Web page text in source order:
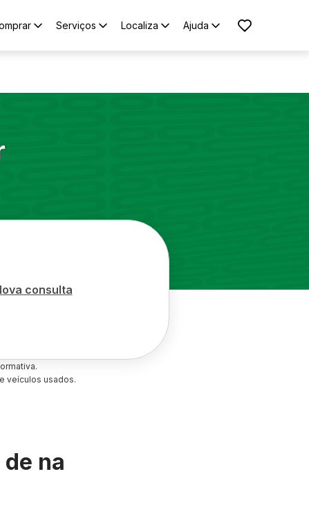
Serviços Localiza Ajuda
consulta
veículos usados.
na